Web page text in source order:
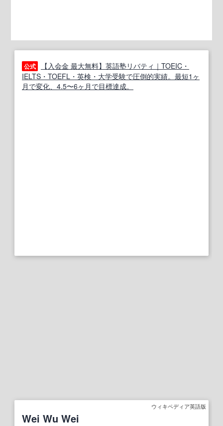
公式
【入会金 最大無料】英語塾リバティ｜TOEIC・
IELTS・TOEFL・英検・大学受験で圧倒的実績。最短1ヶ
月で変化、4.5〜6ヶ月で目標達成。
ウィキペディア英語版
Wei Wu Wei